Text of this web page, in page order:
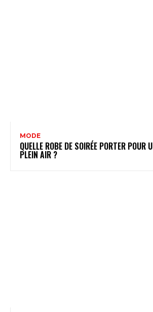
MODE
QUELLE ROBE DE SOIRÉE PORTER POUR
PLEIN AIR ?